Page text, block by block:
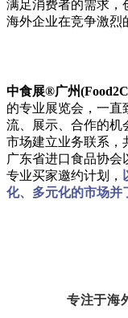
满足消费者的需求，
海外企业在竞争激烈
中食展®广州
的专业展览会，一直
流、展示、合作的机
市场建立业务联系，
广东省进口食品协会
专业买家邀约计划，
化、多元化的市场并
专注于海